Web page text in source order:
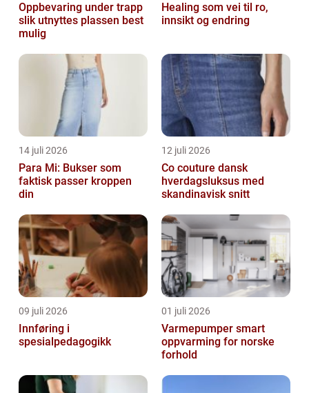
Oppbevaring under trapp
slik utnyttes plassen best
mulig
Healing som vei til ro,
innsikt og endring
14 juli 2026
Para Mi: Bukser som
faktisk passer kroppen
din
12 juli 2026
Co couture dansk
hverdagsluksus med
skandinavisk snitt
09 juli 2026
Innføring i
spesialpedagogikk
01 juli 2026
Varmepumper smart
oppvarming for norske
forhold